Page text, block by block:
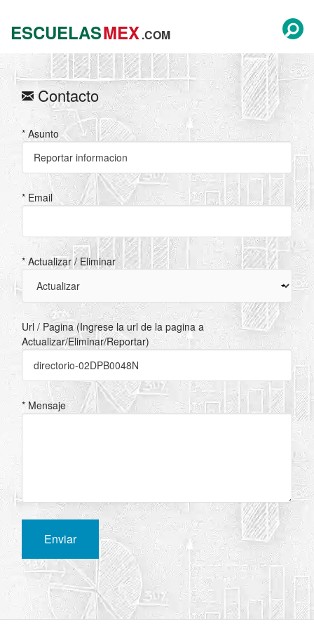
ESCUELASMEX.COM
Contacto
* Asunto
* Email
* Actualizar / Eliminar
Url / Pagina (Ingrese la url de la pagina a
Actualizar/Eliminar/Reportar)
* Mensaje
Enviar